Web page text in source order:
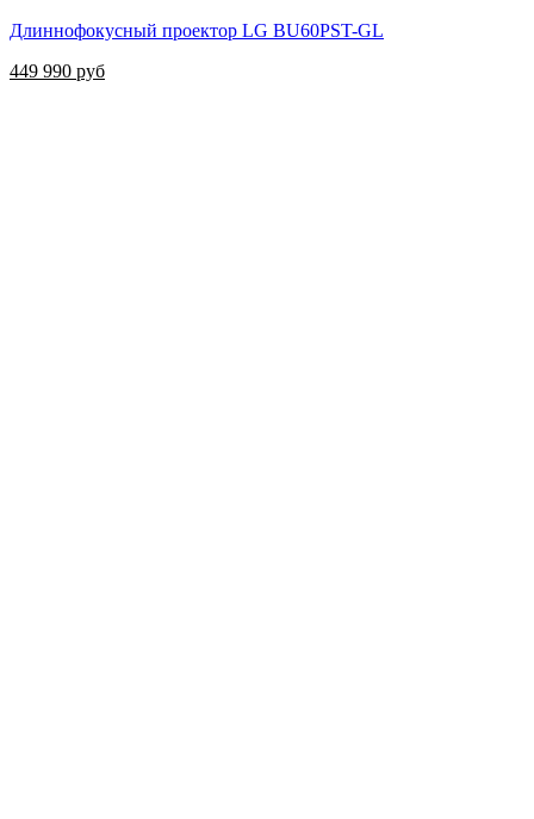
Длиннофокусный проектор LG BU60РST-GL
449 990 руб